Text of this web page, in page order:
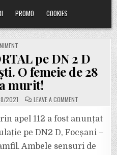
PROMO COOKIES
pe DN 2 D
O femeie de 28
murit!
2021 LEAVE A COMMENT
ACCIDENT
PE
DN
2
D
FOCȘANI
–
apel 112 a fost anunțat
pe DN2 D, Focșani –
Ambele sensuri de